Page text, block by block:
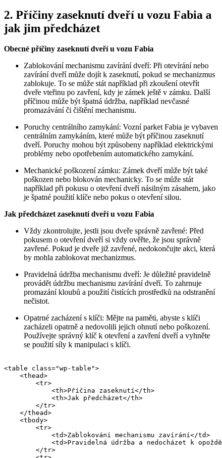
2. Příčiny zaseknutí dveří u vozu Fabia a
jak jim předcházet
Obecné příčiny zaseknutí dveří u vozu Fabia
Zablokování mechanismu zavírání dveří: Při otevírání nebo
zavírání dveří může dojít k zaseknutí, pokud se mechanizmus
zablokuje. To se může stát například při zkoušení otevřít
dveře vteřinu po zavření, kdy je zámek ještě v zámku. Další
příčinou může být špatná údržba, například nevčasné
promazávání či čištění mechanismu.
Poruchy centrálního zamykání: Vozní parket Fabia je vybaven
centrálním zamykáním, které může být příčinou zaseknutí
dveří. Poruchy mohou být způsobeny například elektrickými
problémy nebo opotřebením automatického zamykání.
Mechanické poškození zámku: Zámek dveří může být také
poškozen nebo blokován mechanicky. To se může stát
například při pokusu o otevření dveří násilným zásahem, jako
je špatné použití klíče nebo pokus o otevření silou.
Jak předcházet zaseknutí dveří u vozu Fabia
Vždy zkontrolujte, jestli jsou dveře správně zavřené: Před
pokusem o otevření dveří si vždy ověřte, že jsou správně
zavřené. Pokud je dveře již zavřené, nedokončujte akci, která
by mohla zablokovat mechanizmus.
Pravidelná údržba mechanismu dveří: Je důležité pravidelně
provádět údržbu mechanismu zavírání dveří. To zahrnuje
promazání kloubů a použití čistících prostředků na odstranění
nečistot.
Opatrné zacházení s klíči: Mějte na paměti, abyste s klíči
zacházeli opatrně a nedovolili jejich ohnutí nebo poškození.
Používejte správný klíč k otevření a zavření dveří a vyhněte
se použití síly k manipulaci s klíči.